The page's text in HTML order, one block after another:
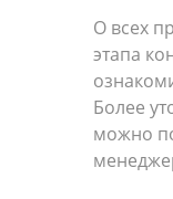
О всех
этапа
Более
можно